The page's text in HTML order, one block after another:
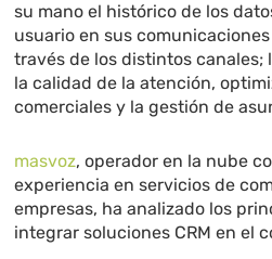
su mano el histórico de los
usuario en sus
través de los distintos canales;
la calidad de la atención,
comerciales y la gestión de
masvoz, operador en la nube
experiencia en servicios de
empresas, ha analizado los
integrar soluciones CRM en el